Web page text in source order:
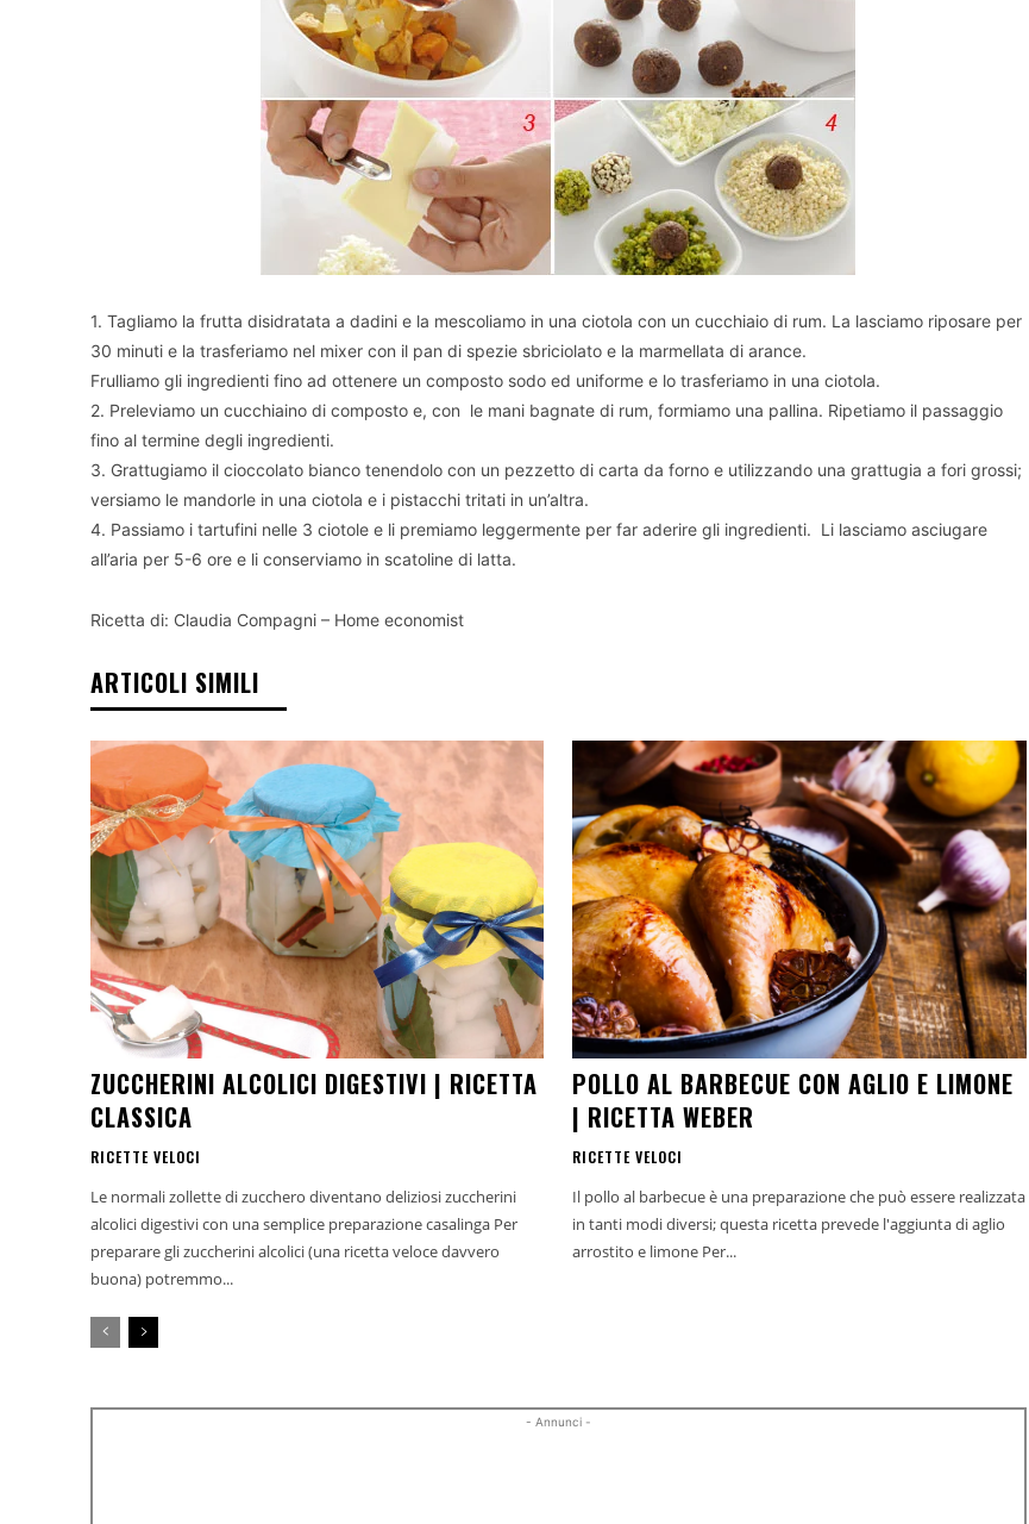
1. Tagliamo la frutta disidratata a dadini e la mescoliamo in una ciotola con un cucchiaio di rum. La lasciamo riposare per
30 minuti e la trasferiamo nel mixer con il pan di spezie sbriciolato e la marmellata di arance.
Frulliamo gli ingredienti fino ad ottenere un composto sodo ed uniforme e lo trasferiamo in una ciotola.
2. Preleviamo un cucchiaino di composto e, con le mani bagnate di rum, formiamo una pallina. Ripetiamo il passaggio
fino al termine degli ingredienti.
3. Grattugiamo il cioccolato bianco tenendolo con un pezzetto di carta da forno e utilizzando una grattugia a fori grossi;
versiamo le mandorle in una ciotola e i pistacchi tritati in un’altra.
4. Passiamo i tartufini nelle 3 ciotole e li premiamo leggermente per far aderire gli ingredienti. Li lasciamo asciugare
all’aria per 5-6 ore e li conserviamo in scatoline di latta.
Ricetta di: Claudia Compagni – Home economist
ARTICOLI SIMILI
ZUCCHERINI ALCOLICI DIGESTIVI | RICETTA
CLASSICA
RICETTE VELOCI
Le normali zollette di zucchero diventano deliziosi zuccherini
alcolici digestivi con una semplice preparazione casalinga Per
preparare gli zuccherini alcolici (una ricetta veloce davvero
buona) potremmo...
POLLO AL BARBECUE CON AGLIO E LIMONE
| RICETTA WEBER
RICETTE VELOCI
Il pollo al barbecue è una preparazione che può essere realizzata
in tanti modi diversi; questa ricetta prevede l'aggiunta di aglio
arrostito e limone Per...
- Annunci -